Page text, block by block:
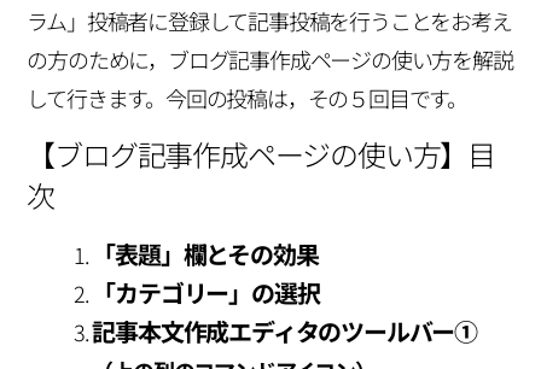
ラム」投稿者に登録して記事投稿を行うことをお考え
の方のために，ブログ記事作成ページの使い方を解説
して行きます。今回の投稿は，その５回目です。
【ブログ記事作成ページの使い方】目
次
「表題」欄とその効果
「カテゴリー」の選択
記事本文作成エディタのツールバー①